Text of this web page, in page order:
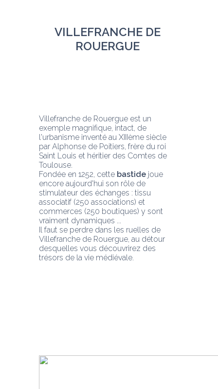
VILLEFRANCHE DE
ROUERGUE
Villefranche de Rouergue est un
exemple magnifique, intact, de
l'urbanisme inventé au XIIIème siècle
par Alphonse de Poitiers, frère du roi
Saint Louis et héritier des Comtes de
Toulouse.
Fondée en 1252, cette bastide joue
encore aujourd'hui son rôle de
stimulateur des échanges : tissu
associatif (250 associations) et
commerces (250 boutiques) y sont
vraiment dynamiques ...
Il faut se perdre dans les ruelles de
Villefranche de Rouergue, au détour
desquelles vous découvrirez des
trésors de la vie médiévale.